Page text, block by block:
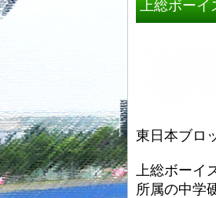
上総ボーイ
東日本ブロ
上総ボー
所属の中学